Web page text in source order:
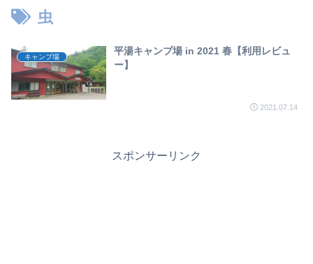
虫
キャンプ場
平湯キャンプ場 in 2021 春【利用レビュ
ー】
2021.07.14
スポンサーリンク